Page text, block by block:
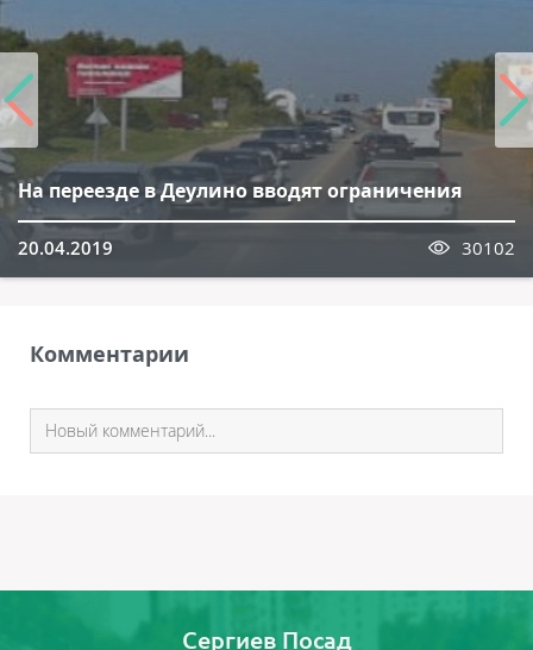
На переезде в Деулино вводят ограничения
20.04.2019 30102
Комментарии
Сергиев Посад